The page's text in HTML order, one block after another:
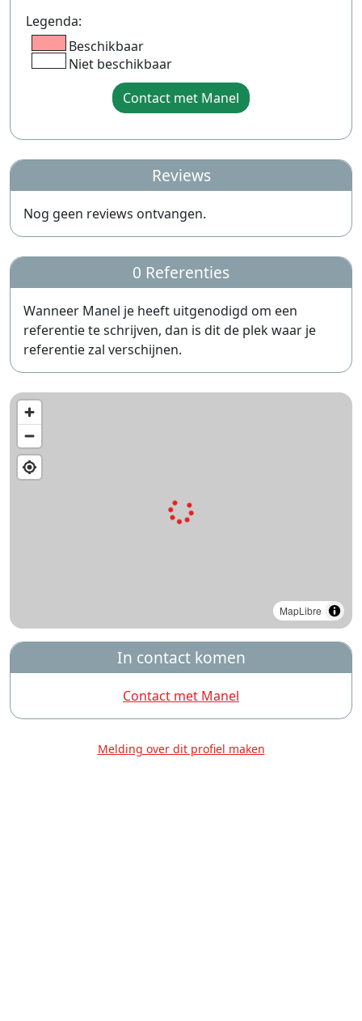
Legenda:
Beschikbaar
Niet beschikbaar
Contact met Manel
Reviews
Nog geen reviews ontvangen.
0 Referenties
Wanneer Manel je heeft uitgenodigd om een
referentie te schrijven, dan is dit de plek waar je
referentie zal verschijnen.
MapLibre
In contact komen
Contact met Manel
Melding over dit profiel maken